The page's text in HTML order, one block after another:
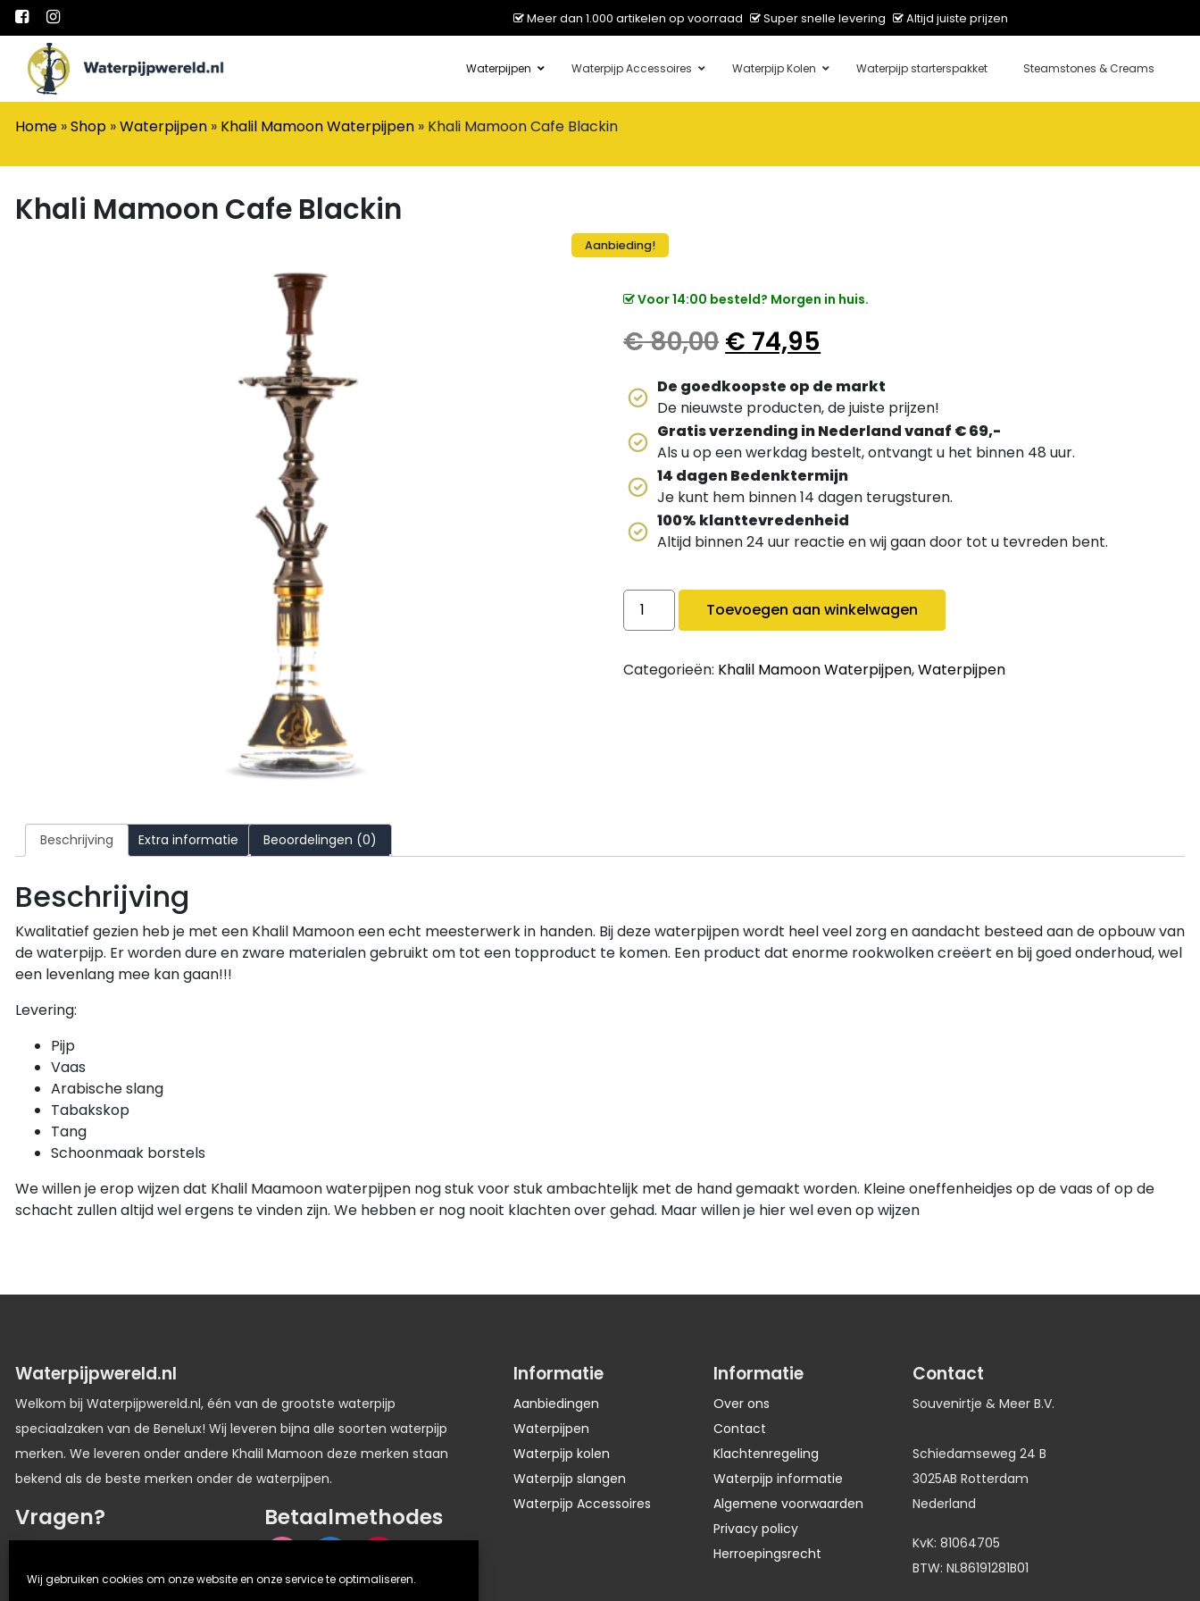
Wij gebruiken cookies om onze website en onze service te optimaliseren.
Meer dan 1.000 artikelen op voorraad Super snelle levering Altijd juiste prijzen
Main Navigation Waterpijpen Waterpijp Accessoires Waterpijp Kolen Waterpijp starterspakket Steamstones & Creams
Home »Shop »Waterpijpen » Khalil Mamoon Waterpijpen » Khali Mamoon Cafe Blackin
Khali Mamoon Cafe Blackin
Aanbieding!
Voor 14:00 besteld? Morgen in huis.
€80,00 Oorspronkelijke prijs was: € 80,00.
€ 74,95
De goedkoopste op de markt
De nieuwste producten, de juiste prijzen!
Gratis verzending in Nederland vanaf € 69,-
Als u op een werkdag bestelt, ontvangt u het binnen 48 uur.
14 dagen Bedenktermijn
Je kunt hem binnen 14 dagen terugsturen.
100% klanttevredenheid
Altijd binnen 24 uur reactie en wij gaan door tot u tevreden bent.
Khali Mamoon Cafe Blackin quantity
Toevoegen aan winkelwagen
Categorieën: Khalil Mamoon Waterpijpen,Waterpijpen
Beschrijving Extra informatie Beoordelingen (0)
Beschrijving
Kwalitatief gezien heb je met een Khalil Mamoon een echt meesterwerk in handen. Bij deze waterpijpen wordt heel veel zorg en aandacht besteed aan de opbouw van
de waterpijp. Er worden dure en zware materialen gebruikt om tot een topproduct te komen. Een product dat enorme rookwolken creëert en bij goed onderhoud, wel
een levenlang mee kan gaan!!!
Levering:
Pijp
Vaas
Arabische slang
Tabakskop
Tang
Schoonmaak borstels
We willen je erop wijzen dat Khalil Maamoon waterpijpen nog stuk voor stuk ambachtelijk met de hand gemaakt worden. Kleine oneffenheidjes op de vaas of op de
schacht zullen altijd wel ergens te vinden zijn. We hebben er nog nooit klachten over gehad. Maar willen je hier wel even op wijzen
Waterpijpwereld.nl
Welkom bij Waterpijpwereld.nl, één van de grootste waterpijp
speciaalzaken van de Benelux! Wij leveren bijna alle soorten waterpijp
merken. We leveren onder andere Khalil Mamoon deze merken staan
bekend als de beste merken onder de waterpijpen.
Vragen? Betaalmethodes
Informatie
Aanbiedingen
Waterpijpen
Waterpijp kolen
Waterpijp slangen
Waterpijp Accessoires
Informatie
Over ons
Contact
Klachtenregeling
Waterpijp informatie
Algemene voorwaarden
Privacy policy
Herroepingsrecht
Contact
Souvenirtje & Meer B.V.
Schiedamseweg 24 B
3025AB Rotterdam
Nederland
KvK: 81064705
BTW: NL86191281B01